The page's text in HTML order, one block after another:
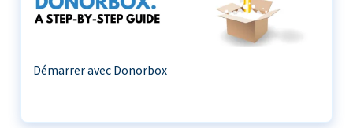
Démarrer avec Donorbox